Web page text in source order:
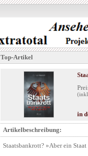
Top-Artikel
in
Artikelbeschreibung:
Staatsbankrott? »Aber ein